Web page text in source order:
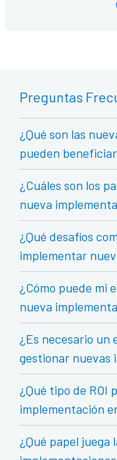
Preguntas
¿Qué son las
pueden
¿Cuáles son los
nueva
¿Qué desafíos
implementar
¿Cómo puede mi
nueva
¿Es necesario un
gestionar nuevas
¿Qué tipo de ROI
implementación
¿Qué papel juega